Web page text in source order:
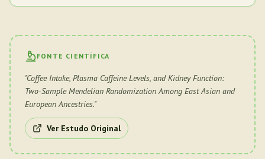
FONTE CIENTÍFICA
"Coffee Intake, Plasma Caffeine Levels, and Kidney Function:
Two-Sample Mendelian Randomization Among East Asian and
European Ancestries."
Ver Estudo Original